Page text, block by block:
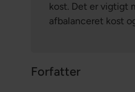
kost. Det er vigtigt
afbalanceret kost
Forfatter